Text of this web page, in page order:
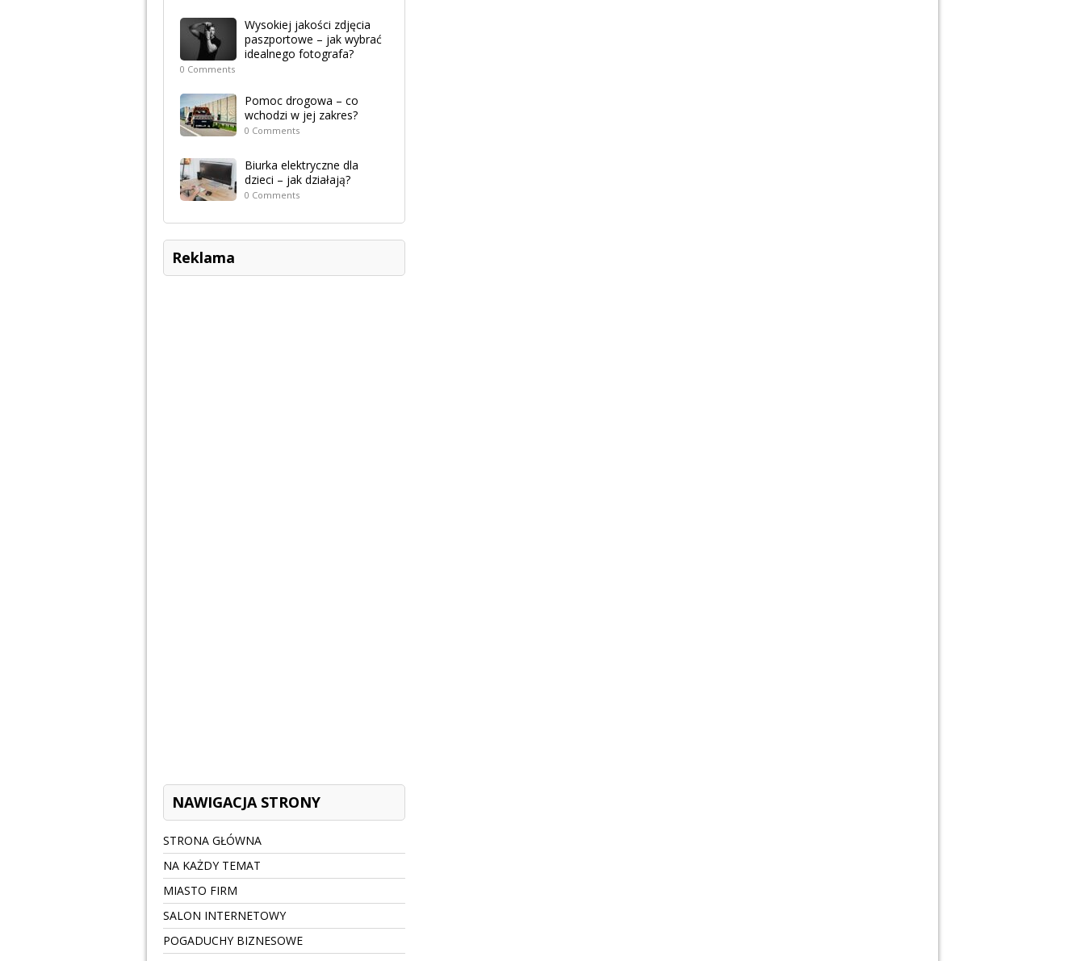
Wysokiej jakości zdjęcia
paszportowe – jak wybrać
idealnego fotografa?
0 Comments
Pomoc drogowa – co
wchodzi w jej zakres?
0 Comments
Biurka elektryczne dla
dzieci – jak działają?
0 Comments
Reklama
NAWIGACJA STRONY
STRONA GŁÓWNA
NA KAŻDY TEMAT
MIASTO FIRM
SALON INTERNETOWY
POGADUCHY BIZNESOWE